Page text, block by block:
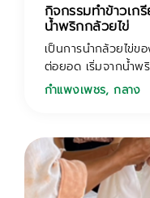
กิจกรรมทำข้าวเก
น้ำพริกกล้วยไข่
เป็นการนำกล้วยไข่
ต่อยอด เริ่มจากน้ำพ
กำแพงเพชร,กลาง